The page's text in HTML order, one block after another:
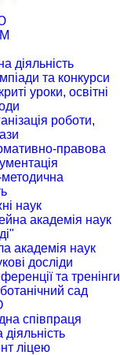
діяльність
та конкурси
уроки, освітні
роботи,
правова
наук
академія наук
академія наук
досліди
та тренінги
сад
співпраця
ліцею